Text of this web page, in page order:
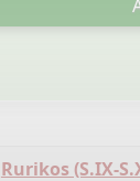
Rurikos (S.IX-